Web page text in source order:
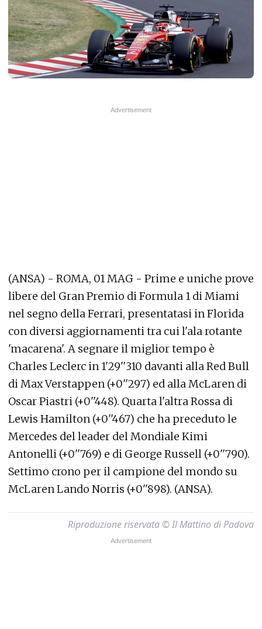
(ANSA) - ROMA, 01 MAG - Prime e uniche prove
libere del Gran Premio di Formula 1 di Miami
nel segno della Ferrari, presentatasi in Florida
con diversi aggiornamenti tra cui l'ala rotante
'macarena'. A segnare il miglior tempo è
Charles Leclerc in 1'29''310 davanti alla Red Bull
di Max Verstappen (+0''297) ed alla McLaren di
Oscar Piastri (+0''448). Quarta l'altra Rossa di
Lewis Hamilton (+0''467) che ha preceduto le
Mercedes del leader del Mondiale Kimi
Antonelli (+0''769) e di George Russell (+0''790).
Settimo crono per il campione del mondo su
McLaren Lando Norris (+0''898). (ANSA).
Riproduzione riservata © Il Mattino di Padova